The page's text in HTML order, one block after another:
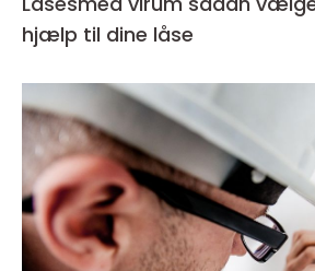
hjælp til dine låse